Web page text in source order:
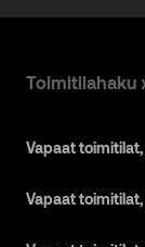
Toimitilahaku
Vapaat
Vapaat